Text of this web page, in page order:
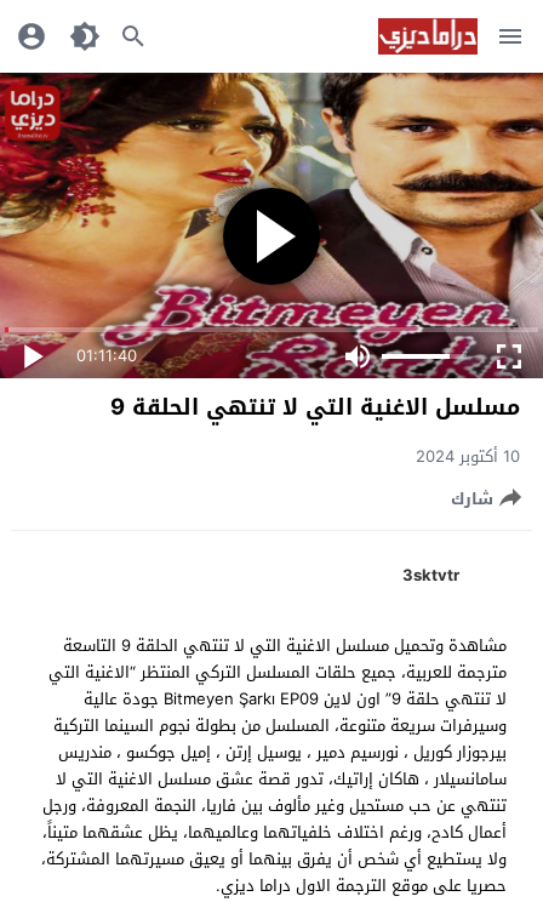
01:11:40
مسلسل الاغنية التي لا تنتهي الحلقة 9
10 أكتوبر 2024
شارك
3sktvtr
مشاهدة وتحميل مسلسل الاغنية التي لا تنتهي الحلقة 9 التاسعة
مترجمة للعربية، جميع حلقات المسلسل التركي المنتظر “الاغنية التي
لا تنتهي حلقة 9” اون لاين Bitmeyen Şarkı EP09 جودة عالية
وسيرفرات سريعة متنوعة، المسلسل من بطولة نجوم السينما التركية
بيرجوزار كوريل ، نورسيم دمير ، يوسيل إرتن ، إميل جوكسو ، مندريس
سامانسيلار ، هاكان إراتيك، تدور قصة عشق مسلسل الاغنية التي لا
تنتهي عن حب مستحيل وغير مألوف بين فاريا، النجمة المعروفة، ورجل
أعمال كادح، ورغم اختلاف خلفياتهما وعالميهما، يظل عشقهما متيناً،
ولا يستطيع أي شخص أن يفرق بينهما أو يعيق مسيرتهما المشتركة،
حصريا على موقع الترجمة الاول دراما ديزي.